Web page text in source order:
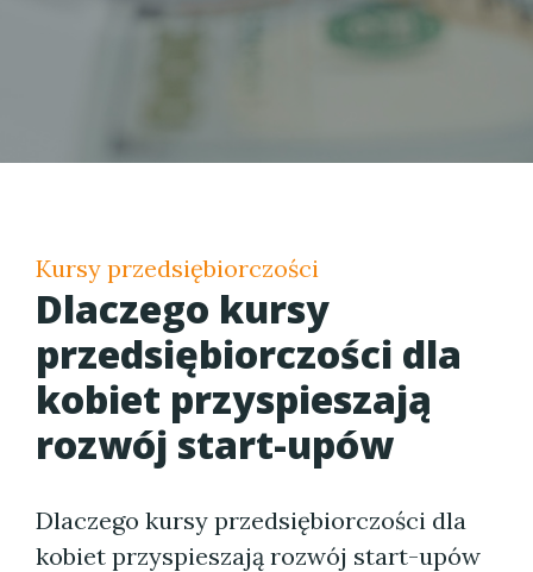
Kursy przedsiębiorczości
Dlaczego kursy
przedsiębiorczości dla
kobiet przyspieszają
rozwój start-upów
Dlaczego kursy przedsiębiorczości dla
kobiet przyspieszają rozwój start-upów